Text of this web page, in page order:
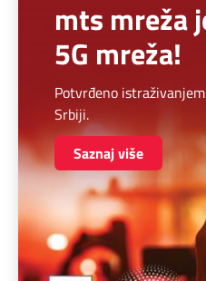
mts mreža
5G mreža!
Potvrđeno
Srbiji.
Saznaj više